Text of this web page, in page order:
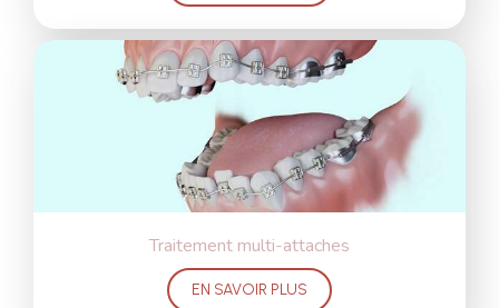
Traitement multi-attaches
EN SAVOIR PLUS